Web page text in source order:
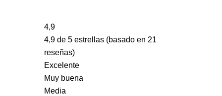
4,9
4,9 de 5 estrellas (basado en 21
reseñas)
Excelente
Muy buena
Media